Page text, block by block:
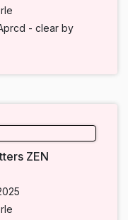
- clear by
ZEN